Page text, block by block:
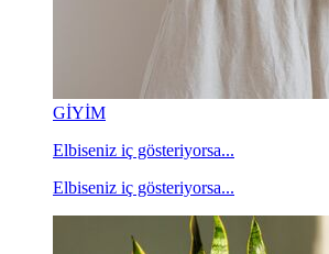
GİYİM
Elbiseniz iç gösteriyorsa...
Elbiseniz iç gösteriyorsa...